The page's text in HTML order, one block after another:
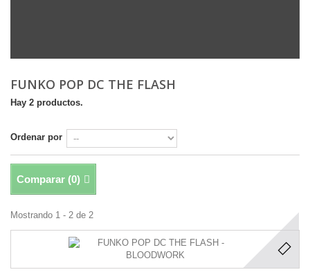
FUNKO POP DC THE FLASH
Hay 2 productos.
Ordenar por
Comparar (0)
Mostrando 1 - 2 de 2